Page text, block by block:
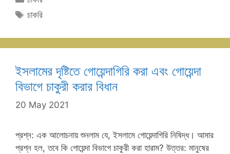
Tags
চাকরি
ইসলামের দৃষ্টিতে গোয়েন্দাগিরি করা এবং গোয়েন্দা
বিভাগে চাকুরী করার বিধান
20 May 2021
প্রশ্ন: এক আলোচনায় শুনলাম যে, ইসলামে গোয়েন্দাগিরি নিষিদ্ধ। আমার
প্রশ্ন হল, তবে কি গোয়েন্দা বিভাগে চাকুরী করা হারাম? উত্তর: মানুষের